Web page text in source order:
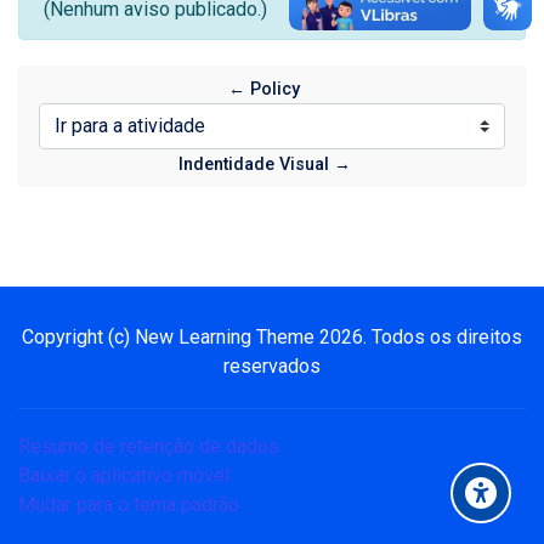
(Nenhum aviso publicado.)
← Policy
Ir para a atividade
Indentidade Visual →
Página inicial
Avisos do site
Indentidade Visual
O IFG Virtual
Copyright (c) New Learning Theme 2026. Todos os direitos
reservados
Resumo de retenção de dados
Baixar o aplicativo móvel.
Mudar para o tema padrão